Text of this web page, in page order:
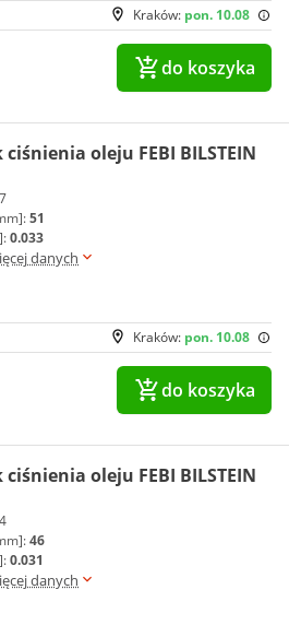
Kraków: pon. 10.08
do koszyka
oleju FEBI BILSTEIN
51
0.033
danych
Kraków: pon. 10.08
do koszyka
oleju FEBI BILSTEIN
46
0.031
danych